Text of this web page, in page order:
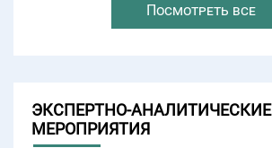
Посмотреть все
ЭКСПЕРТНО-АНАЛИТИЧЕСКИЕ
МЕРОПРИЯТИЯ